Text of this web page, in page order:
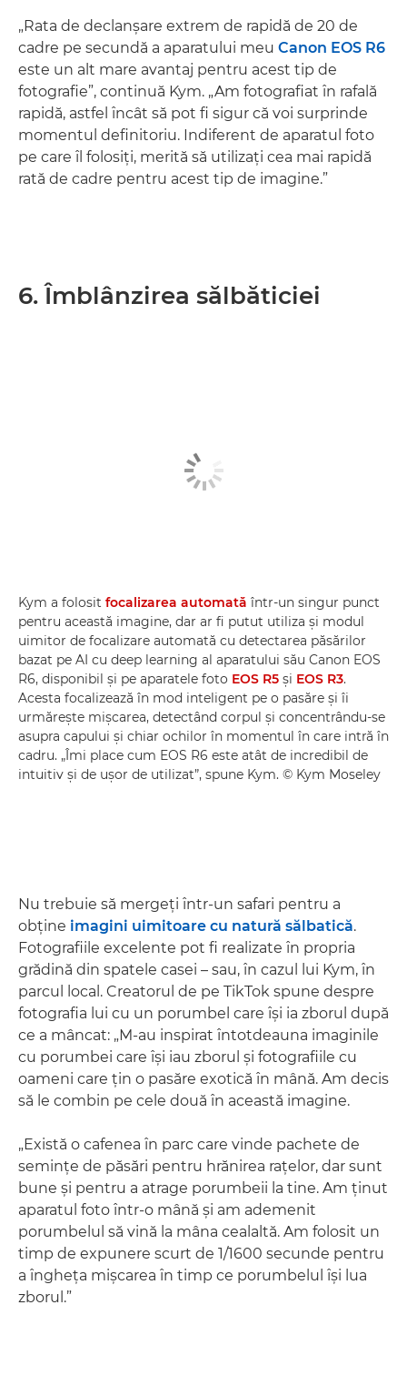
„Rata de declanşare extrem de rapidă de 20 de
cadre pe secundă a aparatului meu Canon EOS R6
este un alt mare avantaj pentru acest tip de
fotografie”, continuă Kym. „Am fotografiat în rafală
rapidă, astfel încât să pot fi sigur că voi surprinde
momentul definitoriu. Indiferent de aparatul foto
pe care îl folosiţi, merită să utilizaţi cea mai rapidă
rată de cadre pentru acest tip de imagine.”
6. Îmblânzirea sălbăticiei
Kym a folosit focalizarea automată într-un singur punct
pentru această imagine, dar ar fi putut utiliza şi modul
uimitor de focalizare automată cu detectarea păsărilor
bazat pe AI cu deep learning al aparatului său Canon EOS
R6, disponibil şi pe aparatele foto EOS R5 şi EOS R3.
Acesta focalizează în mod inteligent pe o pasăre şi îi
urmăreşte mişcarea, detectând corpul şi concentrându-se
asupra capului şi chiar ochilor în momentul în care intră în
cadru. „Îmi place cum EOS R6 este atât de incredibil de
intuitiv şi de uşor de utilizat”, spune Kym. © Kym Moseley
Nu trebuie să mergeţi într-un safari pentru a
obţine imagini uimitoare cu natură sălbatică.
Fotografiile excelente pot fi realizate în propria
grădină din spatele casei – sau, în cazul lui Kym, în
parcul local. Creatorul de pe TikTok spune despre
fotografia lui cu un porumbel care îşi ia zborul după
ce a mâncat: „M-au inspirat întotdeauna imaginile
cu porumbei care îşi iau zborul şi fotografiile cu
oameni care ţin o pasăre exotică în mână. Am decis
să le combin pe cele două în această imagine.
„Există o cafenea în parc care vinde pachete de
seminţe de păsări pentru hrănirea raţelor, dar sunt
bune şi pentru a atrage porumbeii la tine. Am ţinut
aparatul foto într-o mână şi am ademenit
porumbelul să vină la mâna cealaltă. Am folosit un
timp de expunere scurt de 1/1600 secunde pentru
a îngheţa mişcarea în timp ce porumbelul îşi lua
zborul.”